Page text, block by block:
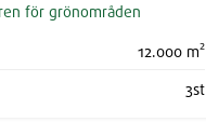
för grönområden
12.000 m²
3st